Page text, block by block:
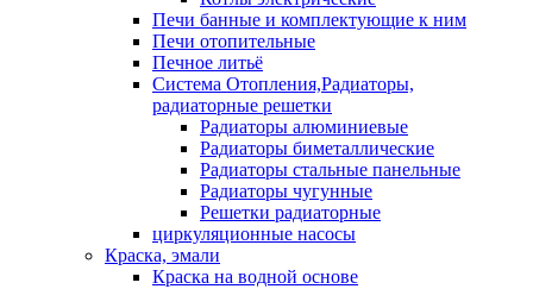
Печи банные и комплектующие к ним
Печи отопительные
Печное литьё
Система Отопления,Радиаторы,
радиаторные решетки
Радиаторы алюминиевые
Радиаторы биметаллические
Радиаторы стальные панельные
Радиаторы чугунные
Решетки радиаторные
циркуляционные насосы
Краска, эмали
Краска на водной основе